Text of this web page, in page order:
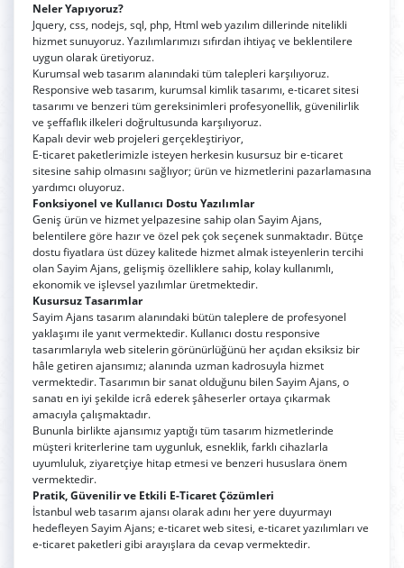
Neler Yapıyoruz?
Jquery, css, nodejs, sql, php, Html web yazılım dillerinde nitelikli
hizmet sunuyoruz. Yazılımlarımızı sıfırdan ihtiyaç ve beklentilere
uygun olarak üretiyoruz.
Kurumsal web tasarım alanındaki tüm talepleri karşılıyoruz.
Responsive web tasarım, kurumsal kimlik tasarımı, e-ticaret sitesi
tasarımı ve benzeri tüm gereksinimleri profesyonellik, güvenilirlik
ve şeffaflık ilkeleri doğrultusunda karşılıyoruz.
Kapalı devir web projeleri gerçekleştiriyor,
E-ticaret paketlerimizle isteyen herkesin kusursuz bir e-ticaret
sitesine sahip olmasını sağlıyor; ürün ve hizmetlerini pazarlamasına
yardımcı oluyoruz.
Fonksiyonel ve Kullanıcı Dostu Yazılımlar
Geniş ürün ve hizmet yelpazesine sahip olan Sayim Ajans,
belentilere göre hazır ve özel pek çok seçenek sunmaktadır. Bütçe
dostu fiyatlara üst düzey kalitede hizmet almak isteyenlerin tercihi
olan Sayim Ajans, gelişmiş özelliklere sahip, kolay kullanımlı,
ekonomik ve işlevsel yazılımlar üretmektedir.
Kusursuz Tasarımlar
Sayim Ajans tasarım alanındaki bütün taleplere de profesyonel
yaklaşımı ile yanıt vermektedir. Kullanıcı dostu responsive
tasarımlarıyla web sitelerin görünürlüğünü her açıdan eksiksiz bir
hâle getiren ajansımız; alanında uzman kadrosuyla hizmet
vermektedir. Tasarımın bir sanat olduğunu bilen Sayim Ajans, o
sanatı en iyi şekilde icrâ ederek şâheserler ortaya çıkarmak
amacıyla çalışmaktadır.
Bununla birlikte ajansımız yaptığı tüm tasarım hizmetlerinde
müşteri kriterlerine tam uygunluk, esneklik, farklı cihazlarla
uyumluluk, ziyaretçiye hitap etmesi ve benzeri hususlara önem
vermektedir.
Pratik, Güvenilir ve Etkili E-Ticaret Çözümleri
İstanbul web tasarım ajansı olarak adını her yere duyurmayı
hedefleyen Sayim Ajans; e-ticaret web sitesi, e-ticaret yazılımları ve
e-ticaret paketleri gibi arayışlara da cevap vermektedir.